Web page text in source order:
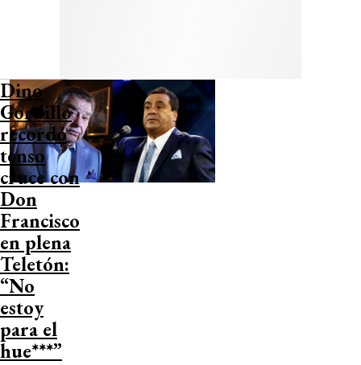
Dino
Gordillo
recordó
tenso
cruce con
Don
Francisco
en plena
Teletón:
“No
estoy
para el
hue***”